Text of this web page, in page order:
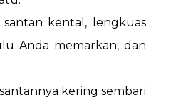
kental, lengkuas
Anda memarkan, dan
kering sembari